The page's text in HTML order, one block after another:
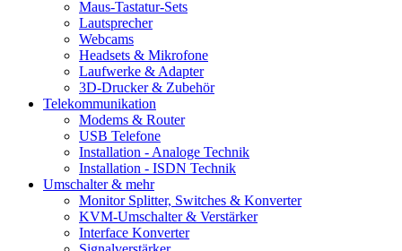
Maus-Tastatur-Sets
Lautsprecher
Webcams
Headsets & Mikrofone
Laufwerke & Adapter
3D-Drucker & Zubehör
Telekommunikation
Modems & Router
USB Telefone
Installation - Analoge Technik
Installation - ISDN Technik
Umschalter & mehr
Monitor Splitter, Switches & Konverter
KVM-Umschalter & Verstärker
Interface Konverter